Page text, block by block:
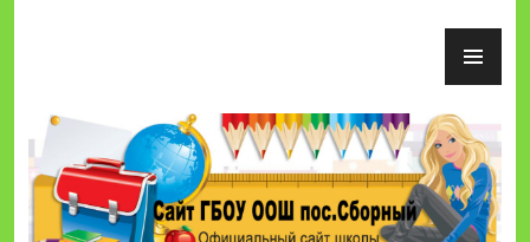
Сайт ГБОУ ООШ пос.Сборный